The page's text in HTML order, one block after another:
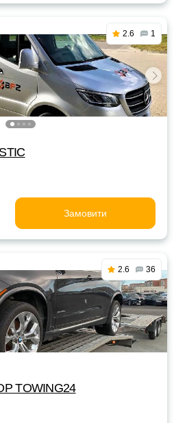
2.6 1
Замовити
2.6 36
TOWING24